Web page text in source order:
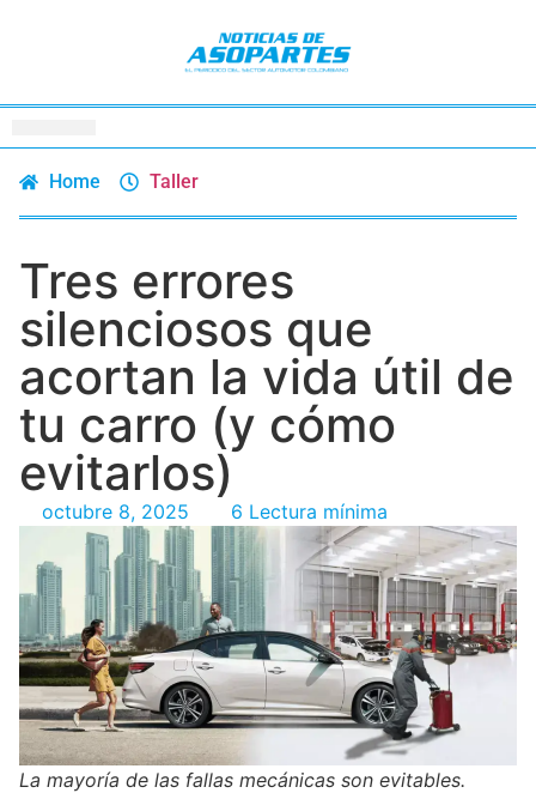
Home Taller
Tres errores
silenciosos que
acortan la vida útil de
tu carro (y cómo
evitarlos)
octubre 8, 2025 6 Lectura mínima
La mayoría de las fallas mecánicas son evitables.